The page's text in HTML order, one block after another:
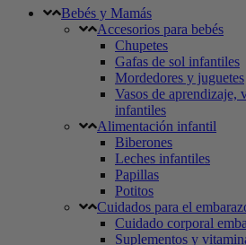
Bebés y Mamás
Accesorios para bebés
Chupetes
Gafas de sol infantiles
Mordedores y juguetes
Vasos de aprendizaje,
infantiles
Alimentación infantil
Biberones
Leches infantiles
Papillas
Potitos
Cuidados para el
Cuidado corporal
Suplementos y